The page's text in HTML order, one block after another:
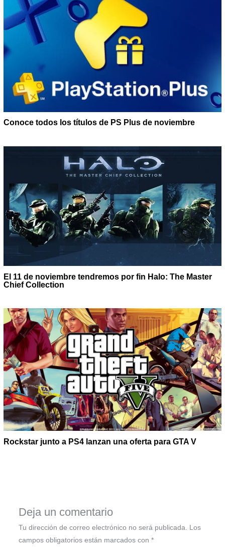
Conoce todos los títulos de PS Plus de noviembre
El 11 de noviembre tendremos por fin Halo: The Master
Chief Collection
Rockstar junto a PS4 lanzan una oferta para GTA V
Deja un comentario
Tu dirección de correo electrónico no será publicada.
Los
campos obligatorios están marcados con *